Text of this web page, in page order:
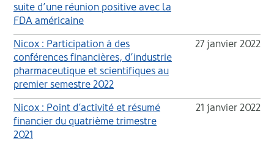
suite d’une réunion positive avec la
FDA américaine
Nicox : Participation à des
conférences financières, d’industrie
pharmaceutique et scientifiques au
premier semestre 2022
27 janvier 2022
Nicox : Point d’activité et résumé
financier du quatrième trimestre
2021
21 janvier 2022